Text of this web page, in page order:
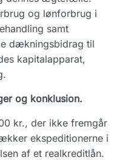
og lønforbrug i
samt
dækningsbidrag til
kapitalapparat,
og konklusion.
kr., der ikke fremgår
ekspe­ditionerne i
af et realkreditlån.